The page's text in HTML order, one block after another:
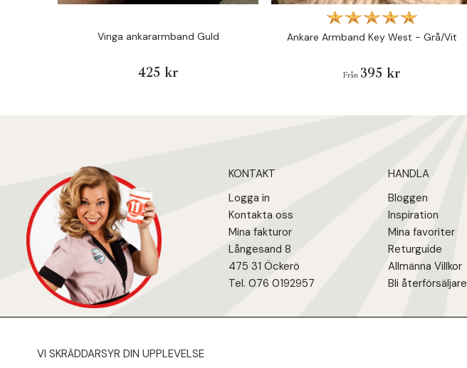
Vinga ankararmband Guld
425 kr
Ankare Armband Key West - Grå/Vit
Från 395 kr
KONTAKT
Logga in
Kontakta oss
Mina fakturor
Långesand 8
475 31 Öckerö
Tel. 076 0192957
HANDLA
Bloggen
Inspiration
Mina favoriter
Returguide
Allmänna Villkor
Bli återförsäljare
VI SKRÄDDARSYR DIN UPPLEVELSE